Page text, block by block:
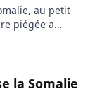
au petit
piégée a
lundi matin.
de la finale
la Somalie